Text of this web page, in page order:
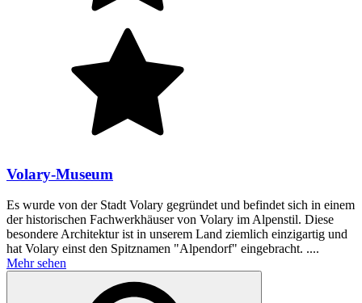
Volary-Museum
Es wurde von der Stadt Volary gegründet und befindet sich in einem
der historischen Fachwerkhäuser von Volary im Alpenstil. Diese
besondere Architektur ist in unserem Land ziemlich einzigartig und
hat Volary einst den Spitznamen "Alpendorf" eingebracht. ....
Mehr sehen